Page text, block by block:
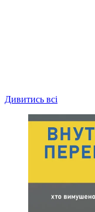
Дивитись всі